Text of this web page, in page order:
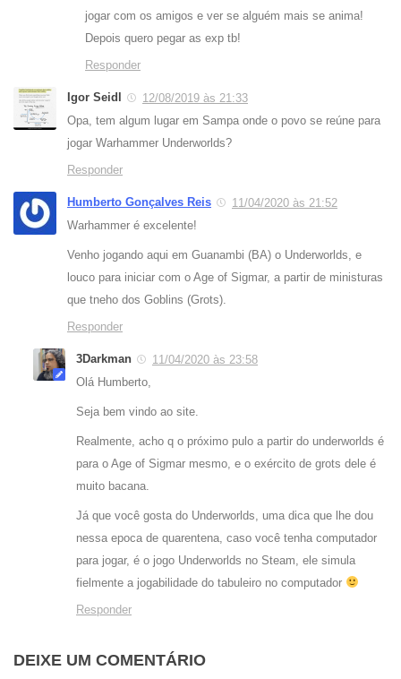
jogar com os amigos e ver se alguém mais se anima!
Depois quero pegar as exp tb!
Responder
Igor Seidl
12/08/2019 às 21:33
Opa, tem algum lugar em Sampa onde o povo se reúne para
jogar Warhammer Underworlds?
Responder
Humberto Gonçalves Reis
11/04/2020 às 21:52
Warhammer é excelente!
Venho jogando aqui em Guanambi (BA) o Underworlds, e
louco para iniciar com o Age of Sigmar, a partir de ministuras
que tneho dos Goblins (Grots).
Responder
3Darkman
11/04/2020 às 23:58
Olá Humberto,
Seja bem vindo ao site.
Realmente, acho q o próximo pulo a partir do underworlds é
para o Age of Sigmar mesmo, e o exército de grots dele é
muito bacana.
Já que você gosta do Underworlds, uma dica que lhe dou
nessa epoca de quarentena, caso você tenha computador
para jogar, é o jogo Underworlds no Steam, ele simula
fielmente a jogabilidade do tabuleiro no computador
Responder
DEIXE UM COMENTÁRIO